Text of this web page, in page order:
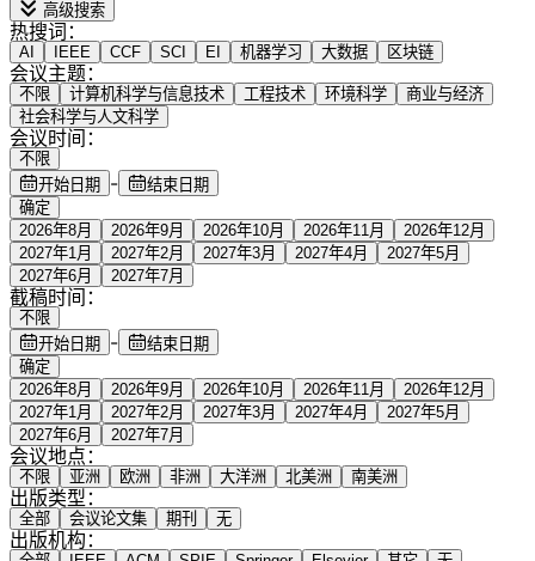
高级搜索
热搜词：
AI IEEE CCF SCI EI 机器学习 大数据 区块链
会议主题：
不限 计算机科学与信息技术 工程技术 环境科学
商业与经济
社会科学与人文科学
会议时间：
不限
开始日期
-
结束日期
确定
2026年8月
2026年9月 2026年10月 2026年11月
2026年12月
2027年1月
2027年2月 2027年3月 2027年4月
2027年5月
2027年6月
2027年7月
截稿时间：
不限
开始日期
-
结束日期
确定
2026年8月
2026年9月 2026年10月 2026年11月
2026年12月
2027年1月
2027年2月 2027年3月 2027年4月
2027年5月
2027年6月
2027年7月
会议地点：
不限 亚洲 欧洲 非洲 大洋洲 北美洲 南美洲
出版类型：
全部 会议论文集 期刊 无
出版机构：